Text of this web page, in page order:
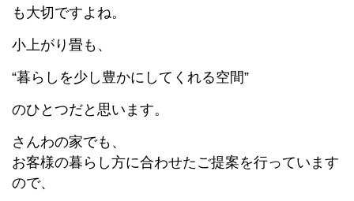
も大切ですよね。
小上がり畳も、
“暮らしを少し豊かにしてくれる空間”
のひとつだと思います。
さんわの家でも、
お客様の暮らし方に合わせたご提案を行っています
ので、